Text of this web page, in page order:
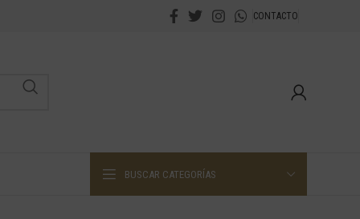
CONTACTO
BUSCAR CATEGORÍAS